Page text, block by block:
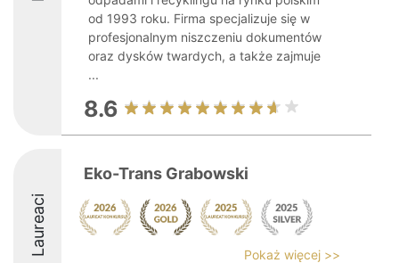
od 1993 roku. Firma specjalizuje się w
profesjonalnym niszczeniu dokumentów
oraz dysków twardych, a także zajmuje
...
8.6
Laureaci
Eko-Trans Grabowski
Pokaż więcej >>